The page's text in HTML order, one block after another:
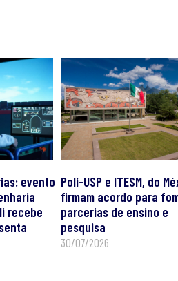
evento
recebe
Poli-USP e ITESM, do
firmam acordo para
parcerias de ensino e
pesquisa
30/07/2026